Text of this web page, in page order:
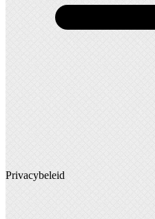
Privacybeleid